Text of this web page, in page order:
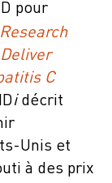
pour
C
idécrit
Unis et
à des prix